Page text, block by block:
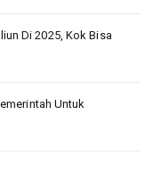
Di 2025, Kok Bisa
Untuk